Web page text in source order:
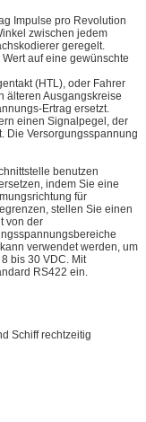
Impulse pro Revolution
zwischen jedem
geregelt.
auf eine gewünschte
(HTL), oder Fahrer
älteren Ausgangskreise
Ertrag ersetzt.
einen Signalpegel, der
Die Versorgungsspannung
benutzen
indem Sie eine
für
stellen Sie einen
von der
verwendet werden, um
bis 30 VDC. Mit
RS422 ein.
Schiff rechtzeitig